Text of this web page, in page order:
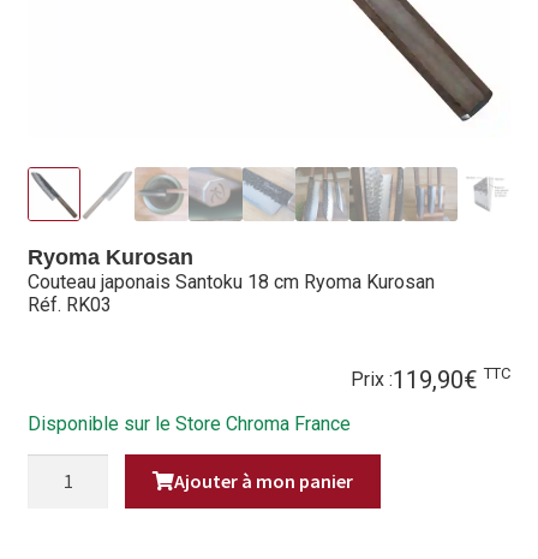
Mentions légales
Mon Compte
Partenaires
Politique de confidentialité
Politique en matière de remboursements et de retours
Ryoma Kurosan
Couteau japonais Santoku 18 cm Ryoma Kurosan
Réf. RK03
Prix :119,90€ TTC
Disponible sur le Store Chroma France
Ajouter à mon panier